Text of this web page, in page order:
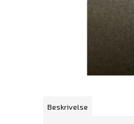
Beskrivelse